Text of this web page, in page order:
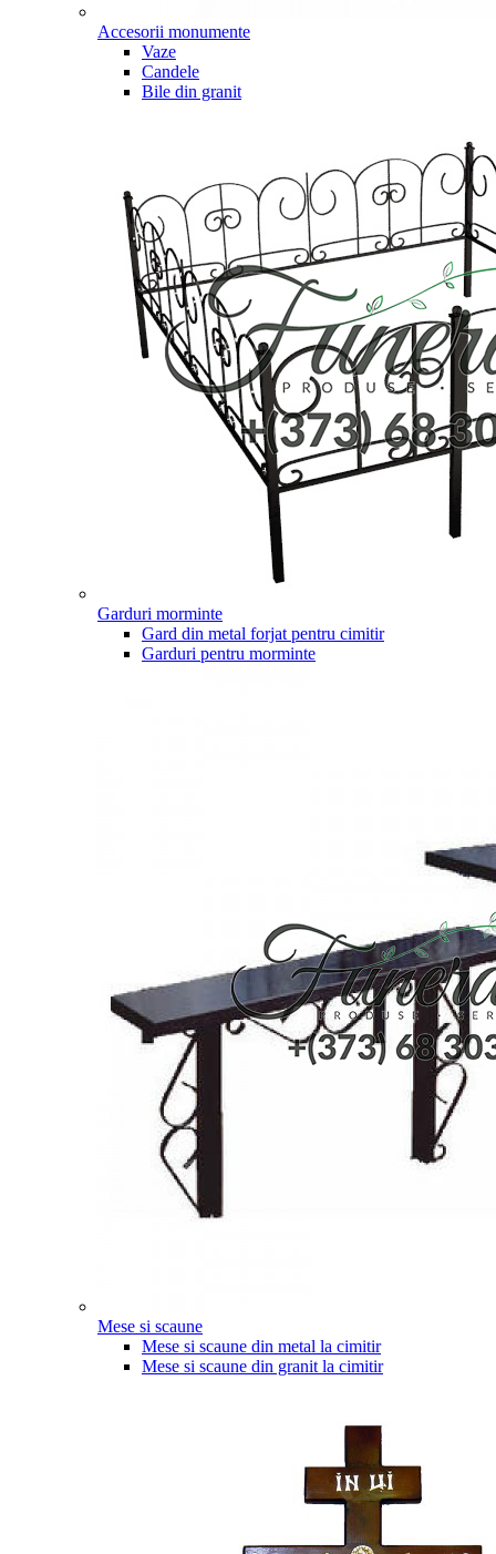
Accesorii monumente
Vaze
Candele
Bile din granit
Garduri morminte
Gard din metal forjat pentru cimitir
Garduri pentru morminte
Mese si scaune
Mese si scaune din metal la cimitir
Mese si scaune din granit la cimitir